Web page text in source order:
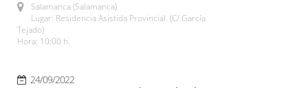
Salamanca (Salamanca)
Lugar: Residencia Asistida Provincial. (C/ García
Tejado)
Hora: 10:00 h.
24/09/2022